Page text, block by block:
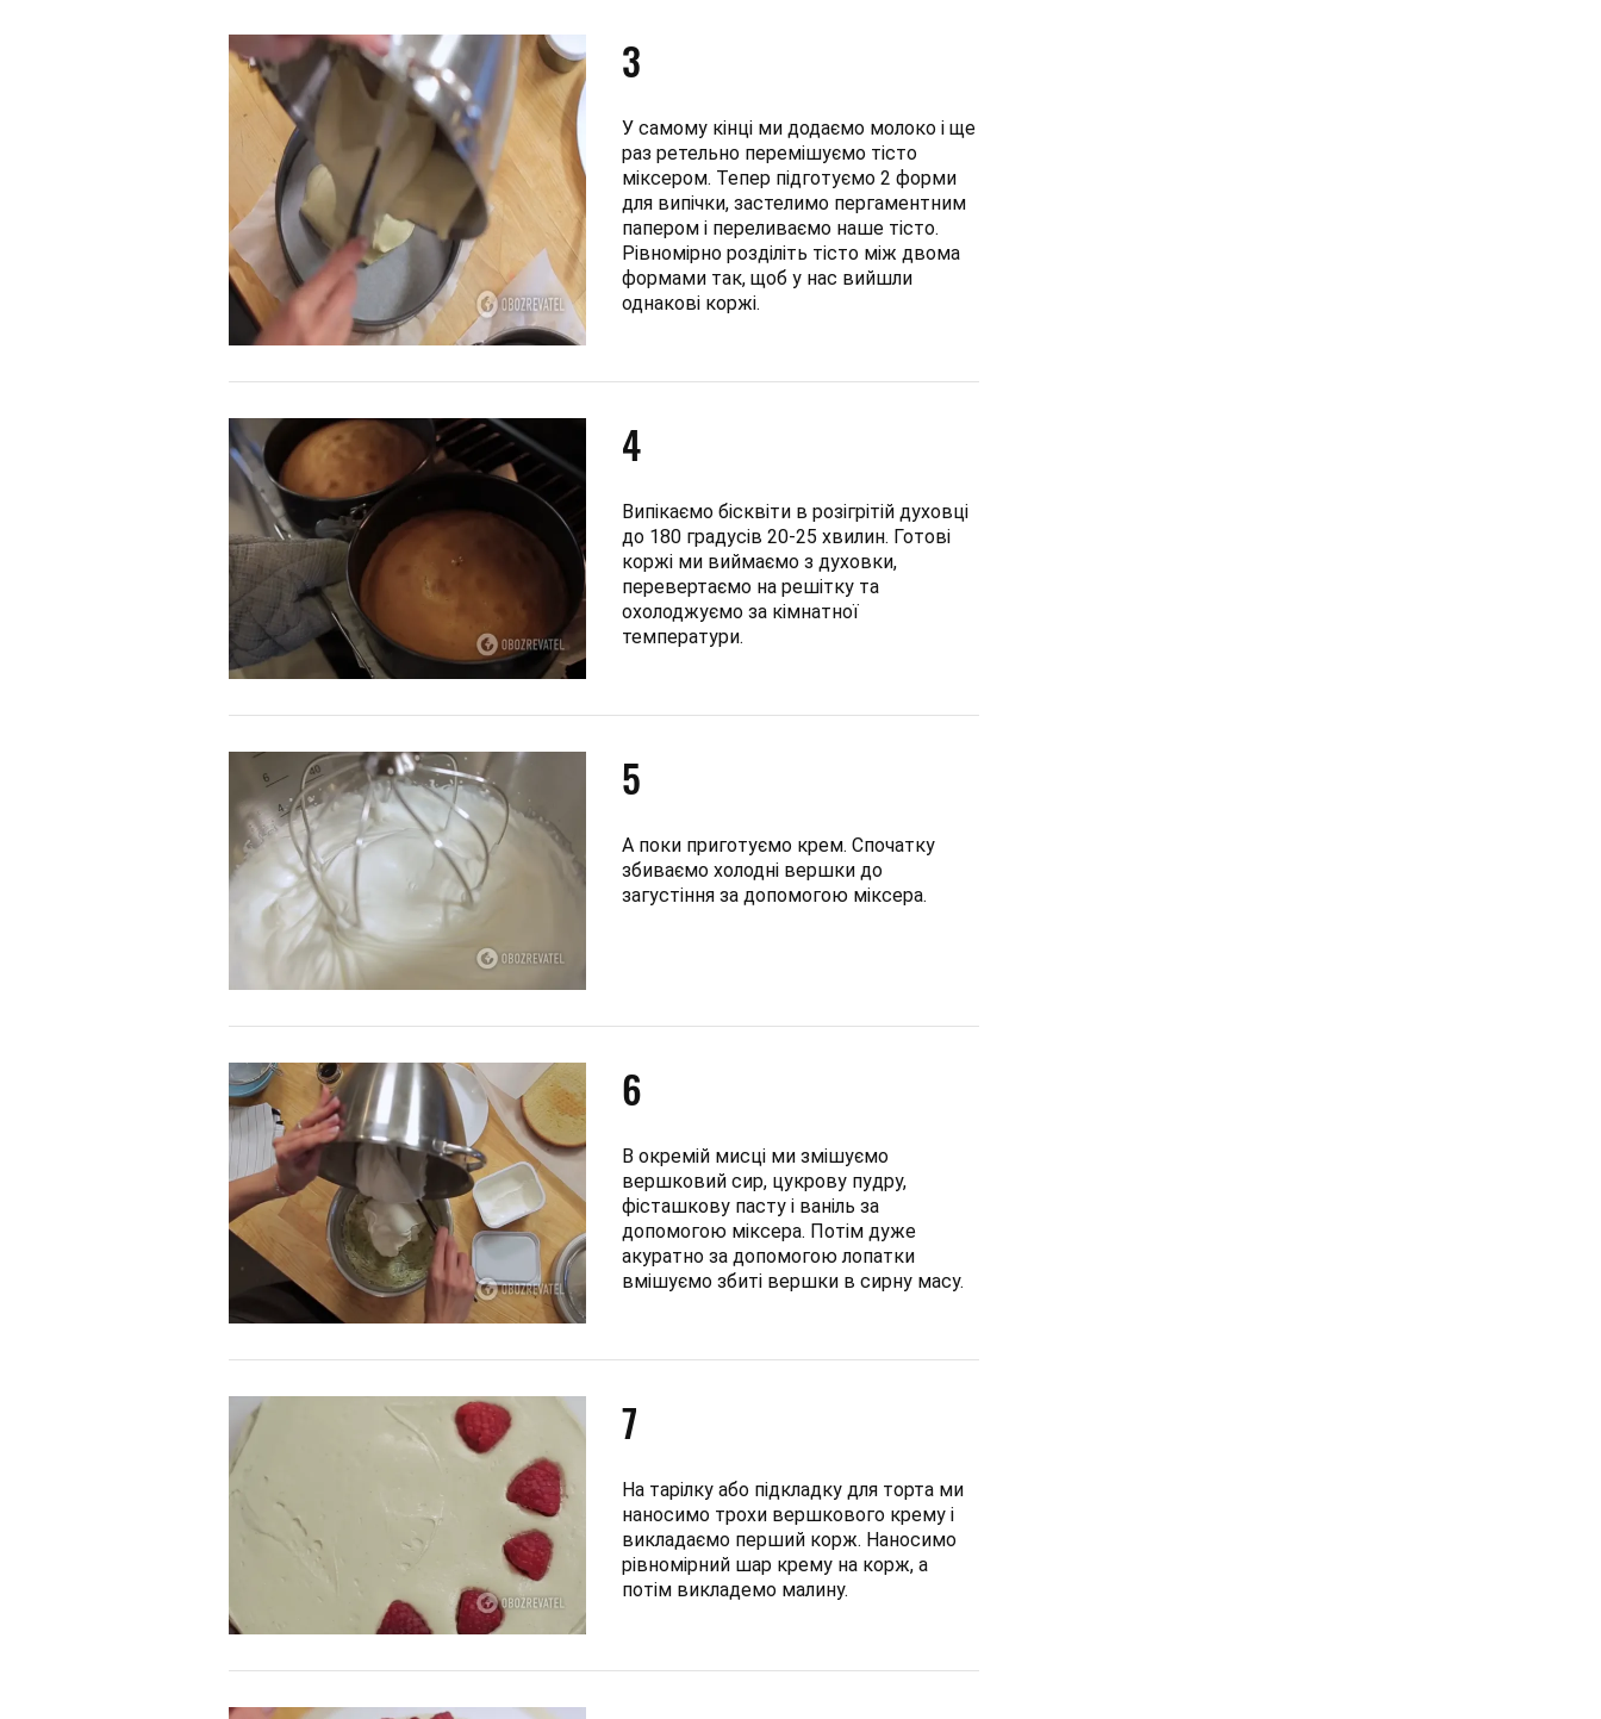
3
У самому кінці ми додаємо молоко і ще
раз ретельно перемішуємо тісто
міксером. Тепер підготуємо 2 форми
для випічки, застелимо пергаментним
папером і переливаємо наше тісто.
Рівномірно розділіть тісто між двома
формами так, щоб у нас вийшли
однакові коржі.
4
Випікаємо бісквіти в розігрітій духовці
до 180 градусів 20-25 хвилин. Готові
коржі ми виймаємо з духовки,
перевертаємо на решітку та
охолоджуємо за кімнатної
температури.
5
А поки приготуємо крем. Спочатку
збиваємо холодні вершки до
загустіння за допомогою міксера.
6
В окремій мисці ми змішуємо
вершковий сир, цукрову пудру,
фісташкову пасту і ваніль за
допомогою міксера. Потім дуже
акуратно за допомогою лопатки
вмішуємо збиті вершки в сирну масу.
7
На тарілку або підкладку для торта ми
наносимо трохи вершкового крему і
викладаємо перший корж. Наносимо
рівномірний шар крему на корж, а
потім викладемо малину.